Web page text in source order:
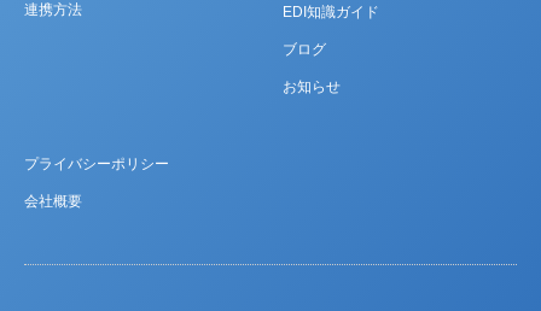
連携方法 EDI知識ガイド
ブログ
お知らせ
プライバシーポリシー
会社概要